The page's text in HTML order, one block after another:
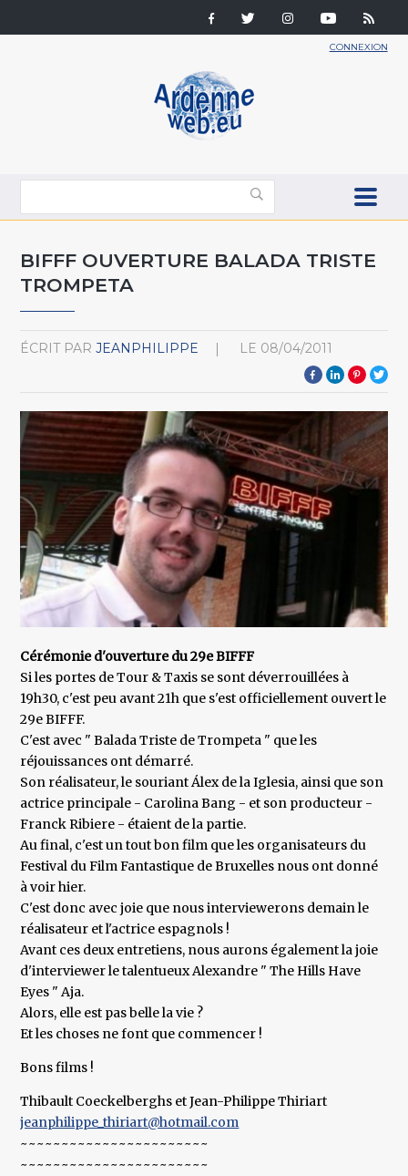
CONNEXION
BIFFF OUVERTURE BALADA TRISTE
TROMPETA
ÉCRIT PAR JEANPHILIPPE LE 08/04/2011
Cérémonie d'ouverture du 29e BIFFF
Si les portes de Tour & Taxis se sont déverrouillées à
19h30, c'est peu avant 21h que s'est officiellement ouvert le
29e BIFFF.
C'est avec " Balada Triste de Trompeta " que les
réjouissances ont démarré.
Son réalisateur, le souriant Álex de la Iglesia, ainsi que son
actrice principale - Carolina Bang - et son producteur -
Franck Ribiere - étaient de la partie.
Au final, c'est un tout bon film que les organisateurs du
Festival du Film Fantastique de Bruxelles nous ont donné
à voir hier.
C'est donc avec joie que nous interviewerons demain le
réalisateur et l'actrice espagnols !
Avant ces deux entretiens, nous aurons également la joie
d'interviewer le talentueux Alexandre " The Hills Have
Eyes " Aja.
Alors, elle est pas belle la vie ?
Et les choses ne font que commencer !
Bons films !
Thibault Coeckelberghs et Jean-Philippe Thiriart
jeanphilippe_thiriart@hotmail.com
~~~~~~~~~~~~~~~~~~~~~~~
~~~~~~~~~~~~~~~~~~~~~~~